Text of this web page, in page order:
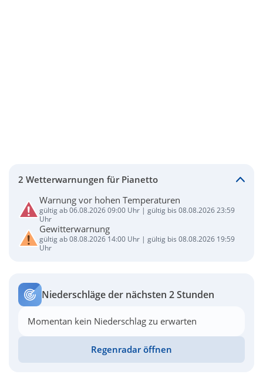
2 Wetterwarnungen für Pianetto
Warnung vor hohen Temperaturen
gültig ab 06.08.2026 09:00 Uhr | gültig bis 08.08.2026 23:59
Uhr
Gewitterwarnung
gültig ab 08.08.2026 14:00 Uhr | gültig bis 08.08.2026 19:59
Uhr
Niederschläge der nächsten 2 Stunden
Momentan kein Niederschlag zu erwarten
Regenradar öffnen